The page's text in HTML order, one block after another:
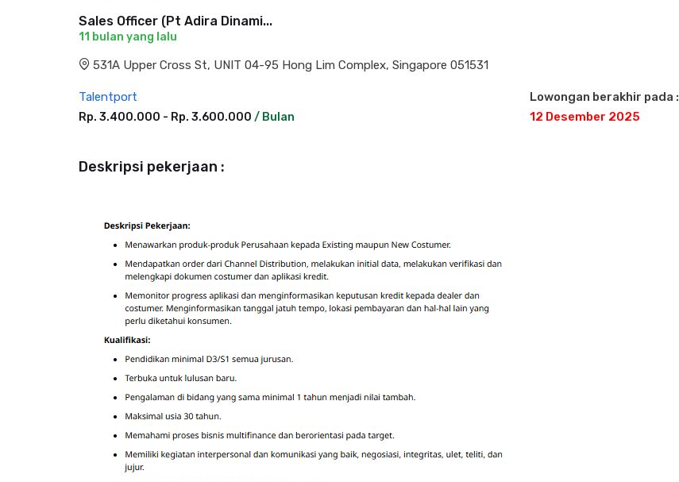
Sales Officer (Pt Adira Dinami...
11 bulan yang lalu
531A Upper Cross St, UNIT 04-95 Hong Lim Complex, Singapore 051531
Talentport
Rp. 3.400.000 - Rp. 3.600.000 / Bulan
Lowongan berakhir pada :
12 Desember 2025
Deskripsi pekerjaan :